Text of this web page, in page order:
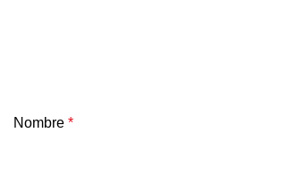
Nombre *